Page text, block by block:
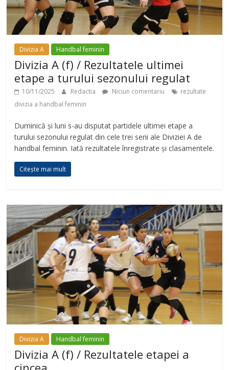
Divizia A Handbal feminin
Divizia A (f) / Rezultatele ultimei
etape a turului sezonului regulat
10/11/2025 Redactia Niciun comentariu
rezultate
divizia a handbal feminin
Duminică și luni s-au disputat partidele ultimei etape a
turului sezonului regulat din cele trei serii ale Diviziei A de
handbal feminin. Iată rezultatele înregistrate și clasamentele.
Citește mai mult
Divizia A Handbal feminin
Divizia A (f) / Rezultatele etapei a